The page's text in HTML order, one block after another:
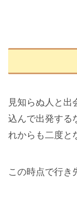
見知らぬ人と出
込んで出発する
れからも二度と
この時点で行き